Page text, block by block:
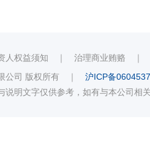
人权益须知 ｜ 治理商业贿赂
公司 版权所有 ｜ 沪ICP备
说明文字仅供参考，如有与本公司相